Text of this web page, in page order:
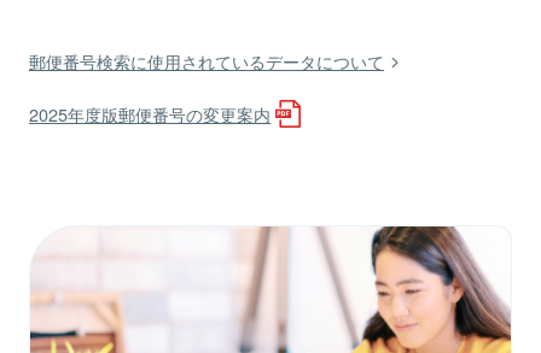
郵便番号検索に使用されているデータについて
2025年度版郵便番号の変更案内